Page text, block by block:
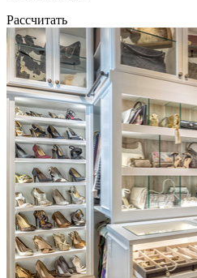
Рассчитать